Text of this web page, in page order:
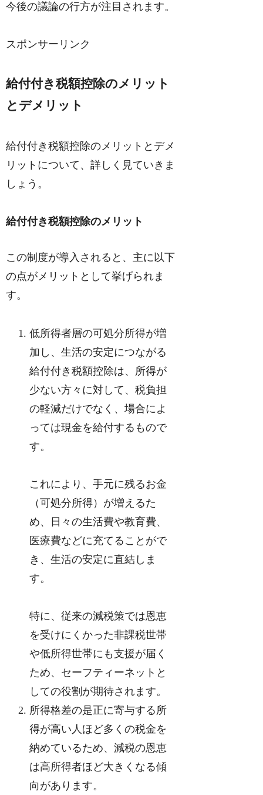
今後の議論の行方が注目されます。
スポンサーリンク
給付付き税額控除のメリット
とデメリット
給付付き税額控除のメリットとデメ
リットについて、詳しく見ていきま
しょう。
給付付き税額控除のメリット
この制度が導入されると、主に以下
の点がメリットとして挙げられま
す。
低所得者層の可処分所得が増
加し、生活の安定につながる
給付付き税額控除は、所得が
少ない方々に対して、税負担
の軽減だけでなく、場合によ
っては現金を給付するもので
す。
これにより、手元に残るお金
（可処分所得）が増えるた
め、日々の生活費や教育費、
医療費などに充てることがで
き、生活の安定に直結しま
す。
特に、従来の減税策では恩恵
を受けにくかった非課税世帯
や低所得世帯にも支援が届く
ため、セーフティーネットと
しての役割が期待されます。
所得格差の是正に寄与する所
得が高い人ほど多くの税金を
納めているため、減税の恩恵
は高所得者ほど大きくなる傾
向があります。